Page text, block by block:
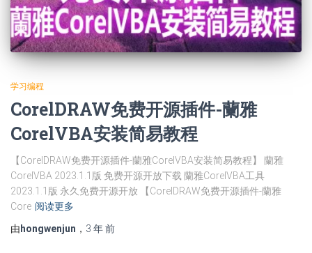
学习编程
CorelDRAW免费开源插件-蘭雅
CorelVBA安装简易教程
【CorelDRAW免费开源插件-蘭雅CorelVBA安装简易教程】 蘭雅
CorelVBA 2023.1.1版 免费开源开放下载 蘭雅CorelVBA工具
2023.1.1版 永久免费开源开放 【CorelDRAW免费开源插件-蘭雅
Core 阅读更多
由 hongwenjun ， 3 年前